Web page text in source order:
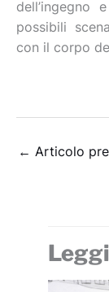
dell’ingegno
possibili
con il corpo
← Articolo